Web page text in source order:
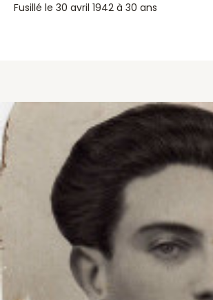
Fusillé le 30 avril 1942 à 30 ans